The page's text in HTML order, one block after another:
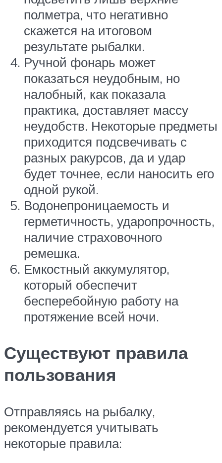
полметра, что негативно
скажется на итоговом
результате рыбалки.
Ручной фонарь может
показаться неудобным, но
налобный, как показала
практика, доставляет массу
неудобств. Некоторые предметы
приходится подсвечивать с
разных ракурсов, да и удар
будет точнее, если наносить его
одной рукой.
Водонепроницаемость и
герметичность, ударопрочность,
наличие страховочного
ремешка.
Емкостный аккумулятор,
который обеспечит
бесперебойную работу на
протяжение всей ночи.
Существуют правила
пользования
Отправляясь на рыбалку,
рекомендуется учитывать
некоторые правила: